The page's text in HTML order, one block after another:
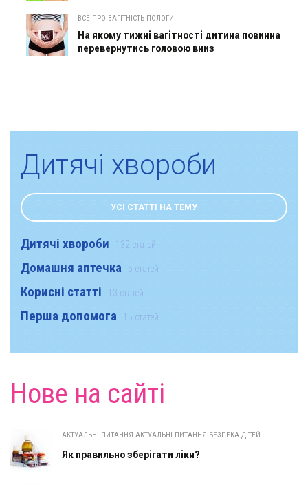
ВСЕ ПРО ВАГІТНІСТЬ ПОЛОГИ
На якому тижні вагітності дитина повинна
перевернутись головою вниз
Дитячі хвороби
УСІ СТАТТІ НА ТЕМУ
Дитячі хвороби 132 статей
Домашня аптечка 5 статей
Корисні статті 13 статей
Перша допомога 15 статей
Нове на сайті
АКТУАЛЬНІ ПИТАННЯ АКТУАЛЬНІ ПИТАННЯ БЕЗПЕКА ДІТЕЙ
Як правильно зберігати ліки?